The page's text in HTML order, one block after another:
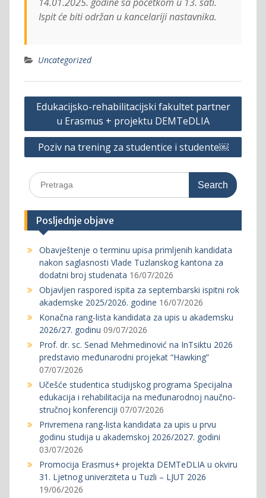
Ispit će biti održan u kancelariji nastavnika.
Uncategorized
Post
navigation
Edukacijsko-rehabilitacijski fakultet partner
u Erasmus + projektu DEMTeDLIA
Poziv na trening za studentice i studente￼
Search
for:
Posljednje objave
Obavještenje o terminu upisa primljenih kandidata
nakon saglasnosti Vlade Tuzlanskog kantona za
dodatni broj studenata 16/07/2026
Objavljen raspored ispita za septembarski ispitni rok
akademske 2025/2026. godine 16/07/2026
Konačna rang-lista kandidata za upis u akademsku
2026/27. godinu 09/07/2026
Prof. dr. sc. Senad Mehmedinović na InTsiktu 2026
predstavio međunarodni projekat “Hawking”
07/07/2026
Učešće studentica studijskog programa Specijalna
edukacija i rehabilitacija na međunarodnoj naučno-
stručnoj konferenciji 07/07/2026
Privremena rang-lista kandidata za upis u prvu
godinu studija u akademskoj 2026/2027. godini
03/07/2026
Promocija Erasmus+ projekta DEMTeDLIA u okviru
31. Ljetnog univerziteta u Tuzli – LJUT 2026
19/06/2026